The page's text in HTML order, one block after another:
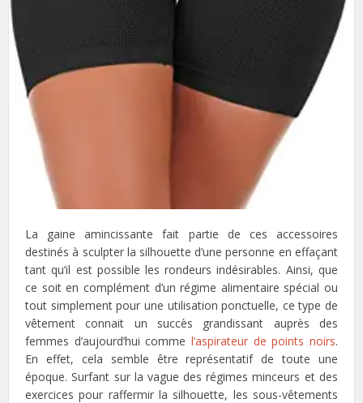
La gaine amincissante
fait partie de ces accessoires
destinés à sculpter la silhouette d’une personne en effaçant
tant qu’il est possible les rondeurs indésirables. Ainsi, que
ce soit en complément d’un régime alimentaire spécial ou
tout simplement pour une utilisation ponctuelle, ce type de
vêtement connait un succès grandissant auprès des
femmes d’aujourd’hui comme l’aspirateur de points noirs.
En effet, cela semble être représentatif de toute une
époque. Surfant sur la vague des régimes minceurs et des
exercices pour raffermir la silhouette, les sous-vêtements